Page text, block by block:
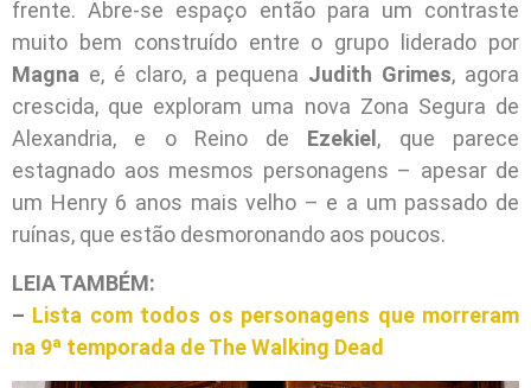
frente. Abre-se espaço então para um contraste
muito bem construído entre o grupo liderado por
Magna e, é claro, a pequena Judith Grimes, agora
crescida, que exploram uma nova Zona Segura de
Alexandria, e o Reino de Ezekiel, que parece
estagnado aos mesmos personagens – apesar de
um Henry 6 anos mais velho – e a um passado de
ruínas, que estão desmoronando aos poucos.
LEIA TAMBÉM:
– Lista com todos os personagens que morreram
na 9ª temporada de The Walking Dead